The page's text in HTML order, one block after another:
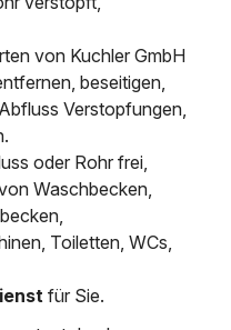
von Kuchler GmbH
beseitigen,
Verstopfungen,
oder Rohr frei,
Waschbecken,
Toiletten, WCs,
für Sie.